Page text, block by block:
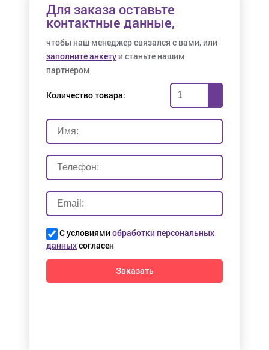
Для заказа оставьте
контактные данные,
чтобы наш менеджер связался с вами, или
заполните анкету и станьте нашим
партнером
Количество товара:
С условиями обработки персональных
данныхсогласен
Заказать